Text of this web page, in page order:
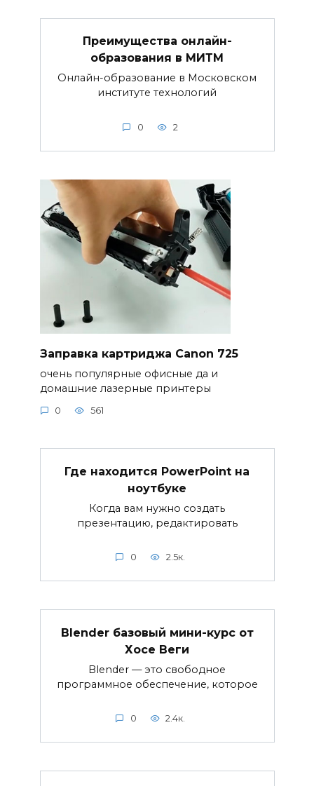
Преимущества онлайн-
образования в МИТМ
Онлайн-образование в Московском
институте технологий
0 2
Заправка картриджа Canon 725
очень популярные офисные да и
домашние лазерные принтеры
0 561
Где находится PowerPoint на
ноутбуке
Когда вам нужно создать
презентацию, редактировать
0 2.5к.
Blender базовый мини-курс от
Хосе Веги
Blender — это свободное
программное обеспечение, которое
0 2.4к.